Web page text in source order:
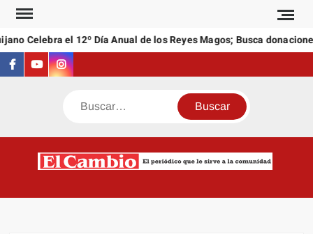
Saltar
contenido
Celebra el 12º Día Anual de los Reyes Magos; Busca
Facebook
YoutubeInstagram
Buscar